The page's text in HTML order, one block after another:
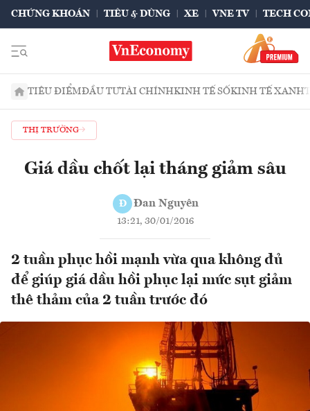
CHỨNG KHOÁN TIÊU & DÙNG XE VNE TV TECH
TIÊU ĐIỂMĐẦU TƯTÀI CHÍNHKINH TẾ SỐKINH TẾ XANH
THỊ TRƯỜNG
Giá dầu chốt lại tháng giảm sâu
Đ Đan Nguyên
13:21, 30/01/2016
2 tuần phục hồi mạnh vừa qua không đủ
để giúp giá dầu hồi phục lại mức sụt giảm
thê thảm của 2 tuần trước đó